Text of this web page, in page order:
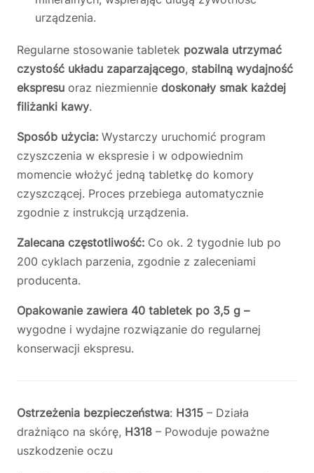
urządzenia.
Regularne stosowanie tabletek pozwala utrzymać
czystość układu zaparzającego, stabilną wydajność
ekspresu oraz niezmiennie doskonały smak każdej
filiżanki kawy.
Sposób użycia: Wystarczy uruchomić program
czyszczenia w ekspresie i w odpowiednim
momencie włożyć jedną tabletkę do komory
czyszczącej. Proces przebiega automatycznie
zgodnie z instrukcją urządzenia.
Zalecana częstotliwość: Co ok. 2 tygodnie lub po
200 cyklach parzenia, zgodnie z zaleceniami
producenta.
Opakowanie zawiera 40 tabletek po 3,5 g –
wygodne i wydajne rozwiązanie do regularnej
konserwacji ekspresu.
Ostrzeżenia bezpieczeństwa: H315 – Działa
drażniąco na skórę, H318 – Powoduje poważne
uszkodzenie oczu